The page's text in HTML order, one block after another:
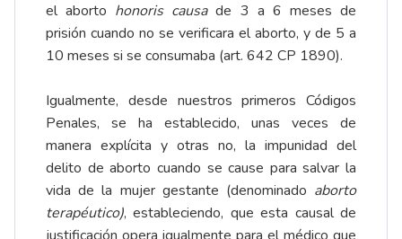
el aborto honoris causade 3 a 6 meses de
prisión cuando no se verificara el aborto, y de 5 a
10 meses si se consumaba (art. 642 CP 1890).
Igualmente, desde nuestros primeros Códigos
Penales, se ha establecido, unas veces de
manera explícita y otras no, la impunidad del
delito de aborto cuando se cause para salvar la
vida de la mujer gestante (denominado aborto
terapéutico), estableciendo, que esta causal de